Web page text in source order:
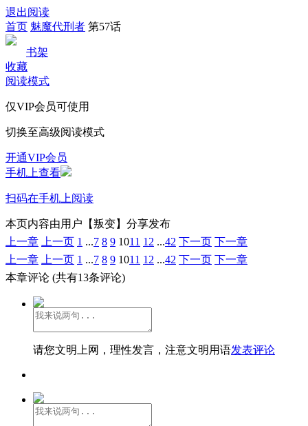
退出阅读
首页 魅魔代刑者 第57话
书架
收藏
阅读模式
仅VIP会员可使用
切换至高级阅读模式
开通VIP会员
手机上查看
扫码在手机上阅读
本页内容由用户【叛变】分享发布
上一章
上一页 1 ...7 8 9 1011 12 ...42 下一页 下一章
上一章
上一页 1 ...7 8 9 1011 12 ...42 下一页 下一章
本章评论 (共有13条评论)
请您文明上网，理性发言，注意文明用语发表评论